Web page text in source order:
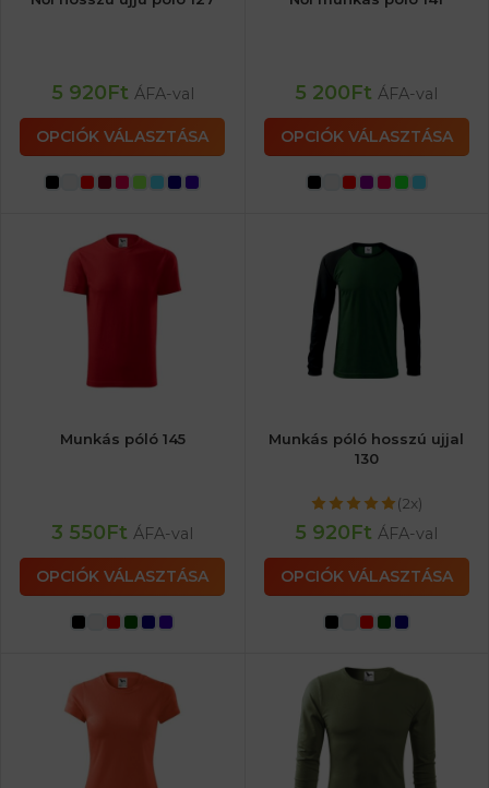
5 920Ft ÁFA-val
OPCIÓK VÁLASZTÁSA
5 200Ft ÁFA-val
OPCIÓK VÁLASZTÁSA
Munkás póló 145
3 550Ft ÁFA-val
OPCIÓK VÁLASZTÁSA
Munkás póló hosszú ujjal
130
(2x)
5 920Ft ÁFA-val
OPCIÓK VÁLASZTÁSA